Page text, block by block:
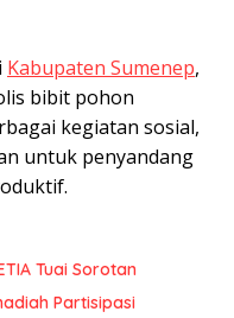
Kabupaten Sumenep,
bibit pohon
kegiatan sosial,
untuk penyandang
Tuai Sorotan
Partisipasi